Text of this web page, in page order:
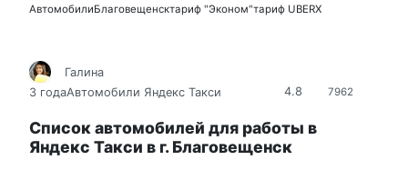
АвтомобилиБлаговещенсктариф "Эконом"тариф UBERX
7962
4.8
Галина
3 годаАвтомобили Яндекс Такси
Список автомобилей для работы в
Яндекс Такси в г. Благовещенск